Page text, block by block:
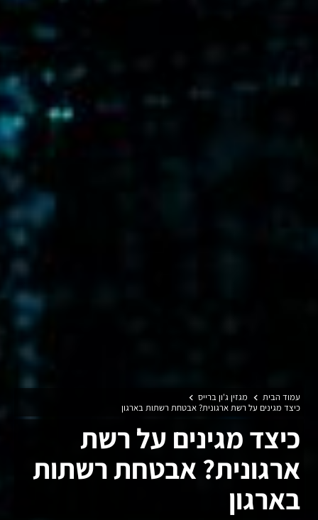
עמוד הבית
מגזין ג'ון ברייס
כיצד מגינים על רשת ארגונית? אבטחת רשתות בארגון
כיצד מגינים על רשת
ארגונית? אבטחת רשתות
בארגון